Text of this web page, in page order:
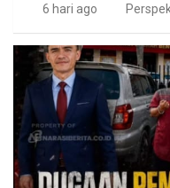
6 hari ago